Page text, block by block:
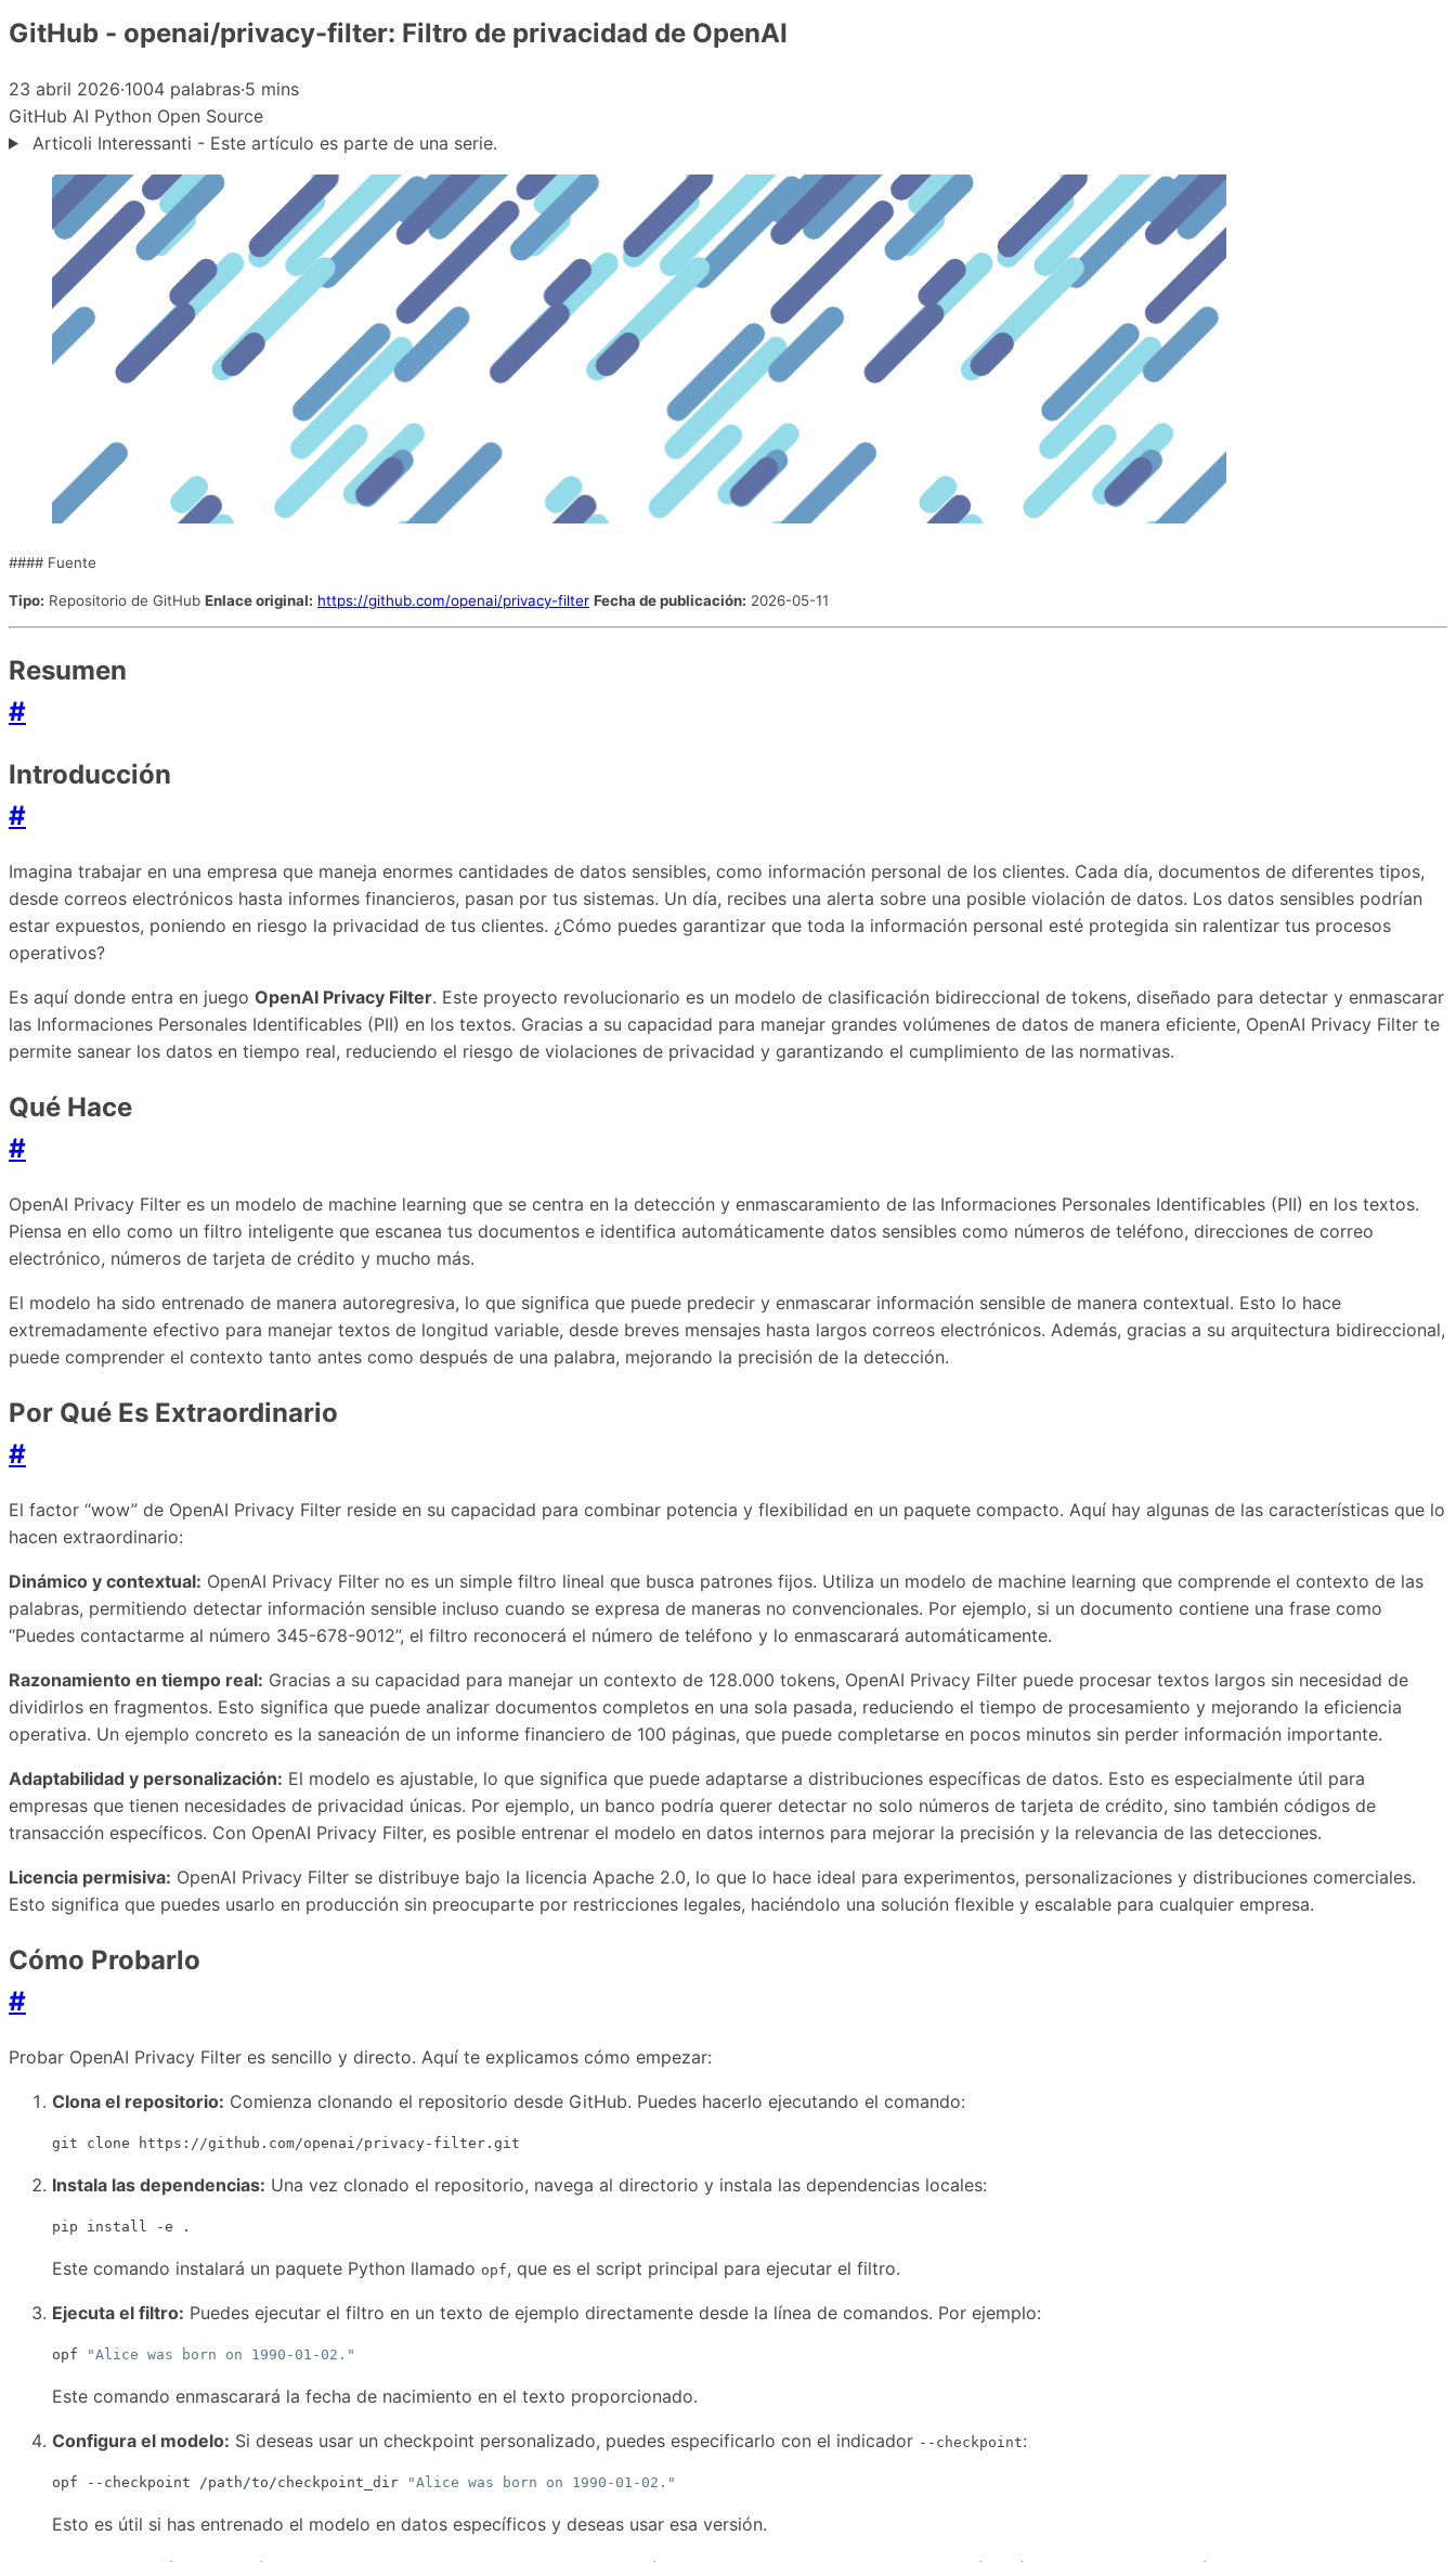
GitHub - openai/privacy-filter: Filtro de privacidad de OpenAI
23 abril 2026·1004 palabras·5 mins
GitHub AI Python Open Source
Articoli Interessanti - Este artículo es parte de una serie.
#### Fuente
Tipo: Repositorio de GitHub Enlace original: https://github.com/openai/privacy-filter Fecha de publicación: 2026-05-11
Resumen
#
Introducción
#
Imagina trabajar en una empresa que maneja enormes cantidades de datos sensibles, como información personal de los clientes. Cada día, documentos de diferentes tipos,
desde correos electrónicos hasta informes financieros, pasan por tus sistemas. Un día, recibes una alerta sobre una posible violación de datos. Los datos sensibles podrían
estar expuestos, poniendo en riesgo la privacidad de tus clientes. ¿Cómo puedes garantizar que toda la información personal esté protegida sin ralentizar tus procesos
operativos?
Es aquí donde entra en juego OpenAI Privacy Filter. Este proyecto revolucionario es un modelo de clasificación bidireccional de tokens, diseñado para detectar y enmascarar
las Informaciones Personales Identificables (PII) en los textos. Gracias a su capacidad para manejar grandes volúmenes de datos de manera eficiente, OpenAI Privacy Filter te
permite sanear los datos en tiempo real, reduciendo el riesgo de violaciones de privacidad y garantizando el cumplimiento de las normativas.
Qué Hace
#
OpenAI Privacy Filter es un modelo de machine learning que se centra en la detección y enmascaramiento de las Informaciones Personales Identificables (PII) en los textos.
Piensa en ello como un filtro inteligente que escanea tus documentos e identifica automáticamente datos sensibles como números de teléfono, direcciones de correo
electrónico, números de tarjeta de crédito y mucho más.
El modelo ha sido entrenado de manera autoregresiva, lo que significa que puede predecir y enmascarar información sensible de manera contextual. Esto lo hace
extremadamente efectivo para manejar textos de longitud variable, desde breves mensajes hasta largos correos electrónicos. Además, gracias a su arquitectura bidireccional,
puede comprender el contexto tanto antes como después de una palabra, mejorando la precisión de la detección.
Por Qué Es Extraordinario
#
El factor “wow” de OpenAI Privacy Filter reside en su capacidad para combinar potencia y flexibilidad en un paquete compacto. Aquí hay algunas de las características que lo
hacen extraordinario:
Dinámico y contextual: OpenAI Privacy Filter no es un simple filtro lineal que busca patrones fijos. Utiliza un modelo de machine learning que comprende el contexto de las
palabras, permitiendo detectar información sensible incluso cuando se expresa de maneras no convencionales. Por ejemplo, si un documento contiene una frase como
“Puedes contactarme al número 345-678-9012”, el filtro reconocerá el número de teléfono y lo enmascarará automáticamente.
Razonamiento en tiempo real: Gracias a su capacidad para manejar un contexto de 128.000 tokens, OpenAI Privacy Filter puede procesar textos largos sin necesidad de
dividirlos en fragmentos. Esto significa que puede analizar documentos completos en una sola pasada, reduciendo el tiempo de procesamiento y mejorando la eficiencia
operativa. Un ejemplo concreto es la saneación de un informe financiero de 100 páginas, que puede completarse en pocos minutos sin perder información importante.
Adaptabilidad y personalización: El modelo es ajustable, lo que significa que puede adaptarse a distribuciones específicas de datos. Esto es especialmente útil para
empresas que tienen necesidades de privacidad únicas. Por ejemplo, un banco podría querer detectar no solo números de tarjeta de crédito, sino también códigos de
transacción específicos. Con OpenAI Privacy Filter, es posible entrenar el modelo en datos internos para mejorar la precisión y la relevancia de las detecciones.
Licencia permisiva: OpenAI Privacy Filter se distribuye bajo la licencia Apache 2.0, lo que lo hace ideal para experimentos, personalizaciones y distribuciones comerciales.
Esto significa que puedes usarlo en producción sin preocuparte por restricciones legales, haciéndolo una solución flexible y escalable para cualquier empresa.
Cómo Probarlo
#
Probar OpenAI Privacy Filter es sencillo y directo. Aquí te explicamos cómo empezar:
Clona el repositorio: Comienza clonando el repositorio desde GitHub. Puedes hacerlo ejecutando el comando:
Instala las dependencias: Una vez clonado el repositorio, navega al directorio y instala las dependencias locales:
Este comando instalará un paquete Python llamado opf, que es el script principal para ejecutar el filtro.
Ejecuta el filtro: Puedes ejecutar el filtro en un texto de ejemplo directamente desde la línea de comandos. Por ejemplo:
opf "Alice was born on 1990-01-02."
Este comando enmascarará la fecha de nacimiento en el texto proporcionado.
Configura el modelo: Si deseas usar un checkpoint personalizado, puedes especificarlo con el indicador --checkpoint:
opf --checkpoint /path/to/checkpoint_dir "Alice was born on 1990-01-02."
Esto es útil si has entrenado el modelo en datos específicos y deseas usar esa versión.